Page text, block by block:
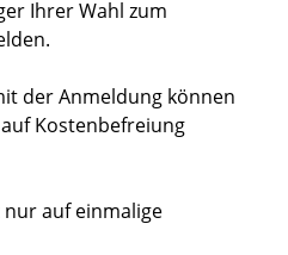
Ihrer Wahl zum
der Anmeldung können
Kostenbefreiung
auf einmalige